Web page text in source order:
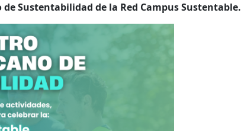
Sustentabilidad de la Red Campus Sustentable.